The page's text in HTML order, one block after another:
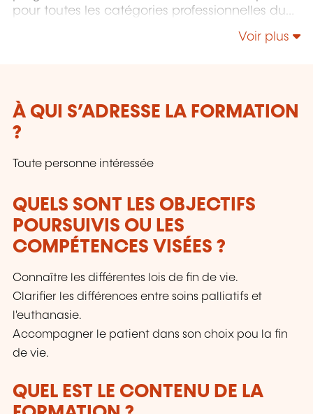
pour toutes les catégories professionnelles du
Voir plus
À QUI S’ADRESSE LA FORMATION
?
Toute personne intéressée
QUELS SONT LES OBJECTIFS
POURSUIVIS OU LES
COMPÉTENCES VISÉES ?
Connaître les différentes lois de fin de vie.
Clarifier les différences entre soins palliatifs et
l'euthanasie.
Accompagner le patient dans son choix pou la fin
de vie.
QUEL EST LE CONTENU DE LA